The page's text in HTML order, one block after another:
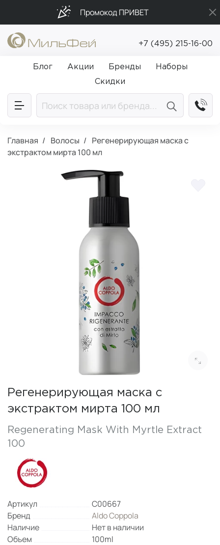
Промокод ПРИВЕТ
Бесплатная доставка от 5 000₽
Подарки в каждый заказ от 5 000₽
+7 (495) 215-16-00
Блог Акции Бренды
Наборы
Скидки
Главная Волосы
Регенерирующая маска с
экстрактом мирта 100 мл
Регенерирующая маска с
экстрактом мирта 100 мл
Regenerating Mask With Myrtle Extract
100
Артикул
C00667
Бренд
Aldo Coppola
Наличие
Нет в наличии
Объем
100ml